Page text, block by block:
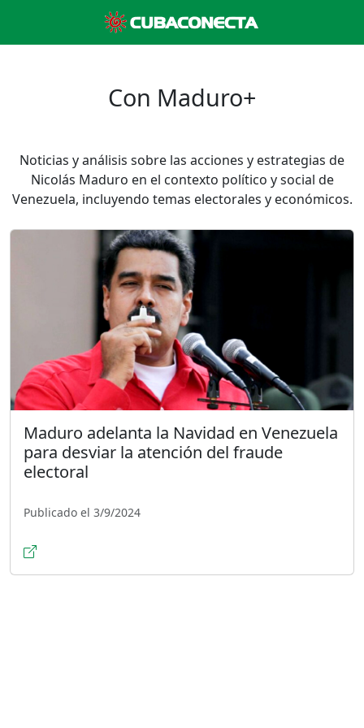
Con Maduro+
Noticias y análisis sobre las acciones y estrategias de
Nicolás Maduro en el contexto político y social de
Venezuela, incluyendo temas electorales y económicos.
Maduro adelanta la Navidad en Venezuela
para desviar la atención del fraude
electoral
Publicado el 3/9/2024